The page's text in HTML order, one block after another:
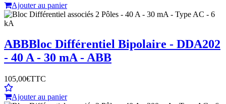
Ajouter au panier
ABBBloc Différentiel Bipolaire - DDA202
- 40 A - 30 mA - ABB
105,00€TTC
Ajouter au panier